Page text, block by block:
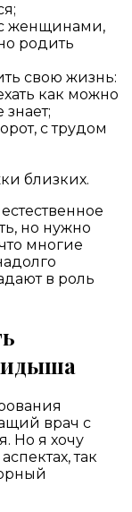
с женщинами,
родить
свою жизнь:
как можно
с трудом
близких.
но нужно
многие
в роль
врач с
Но я хочу
так